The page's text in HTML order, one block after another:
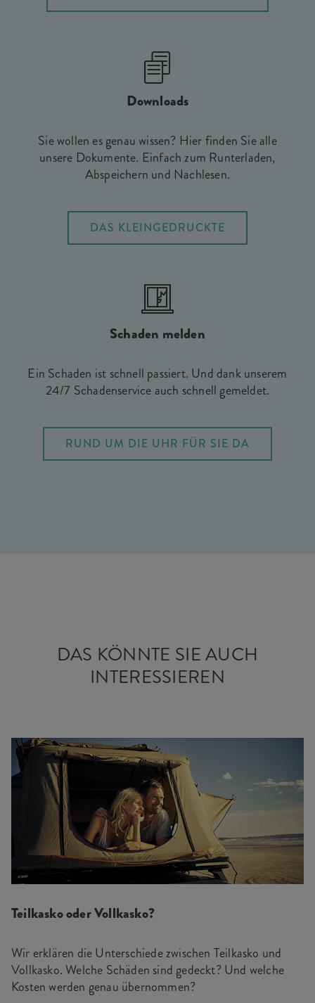
Downloads
Sie wollen es genau wissen? Hier finden Sie alle
unsere Dokumente. Einfach zum Runterladen,
Abspeichern und Nachlesen.
DAS KLEINGEDRUCKTE
Schaden melden
Ein Schaden ist schnell passiert. Und dank unserem
24/7 Schadenservice auch schnell gemeldet.
RUND UM DIE UHR FÜR SIE DA
DAS KÖNNTE SIE AUCH
INTERESSIEREN
Teilkasko oder Vollkasko?
Wir erklären die Unterschiede zwischen Teilkasko und
Vollkasko. Welche Schäden sind gedeckt? Und welche
Kosten werden genau übernommen?